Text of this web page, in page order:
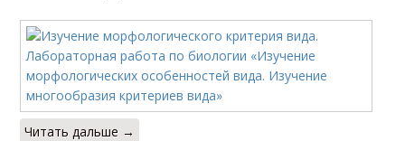
Читать дальше →